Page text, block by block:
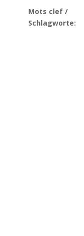
Mots clef /
Schlagworte: